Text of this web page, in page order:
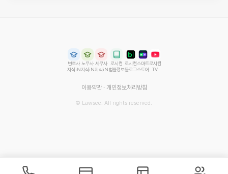
변호사
지식iN
노무사
지식iN
세무사
지식iN
로시컴
법률정보
로시컴
블로그
스마트
스토어
로시컴
TV
이용약관· 개인정보처리방침
© Lawsee. All rights reserved.